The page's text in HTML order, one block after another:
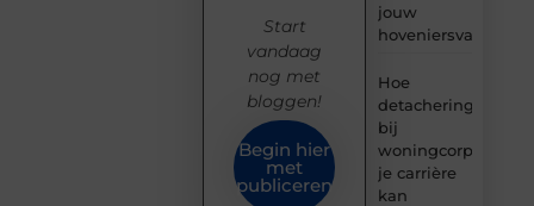
jouw
Hoe
detachering
bij
woningcorporaties
je carrière
kan
Start
vandaag
nog met
bloggen!
Begin hier
met
publiceren